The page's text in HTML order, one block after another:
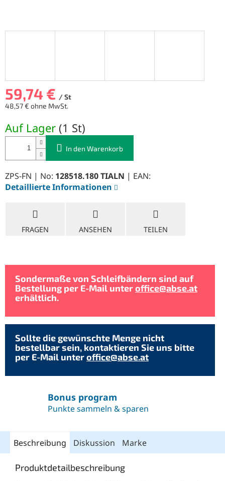
59,74 € / St
48,57 € ohne MwSt.
Auf Lager (1 St)
In den Warenkorb
ZPS-FN | No: 128518.180 TIALN | EAN:
Detaillierte Informationen
FRAGEN ANSEHEN TEILEN
Sondermaße von Schleifbändern sind auf
Bestellung per E-Mail unteroffice@abse.at
erhältlich.
Sollte die gewünschte Menge nicht
bestellbar sein, kontaktieren Sie uns bitte
per E-Mail unteroffice@abse.at
Bonus program
Punkte sammeln & sparen
Beschreibung Diskussion Marke
Produktdetailbeschreibung